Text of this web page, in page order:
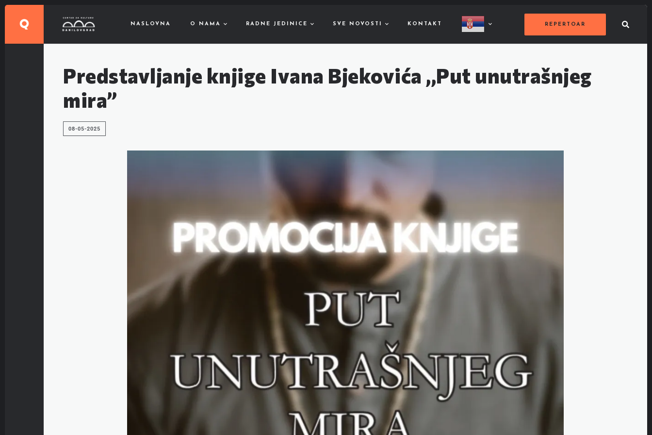
NASLOVNA O NAMA RADNE JEDINICE SVE NOVOSTI KONTAKT REPERTOAR
Predstavljanje knjige Ivana Bjekovića ,,Put unutrašnjeg
mira”
08-05-2025